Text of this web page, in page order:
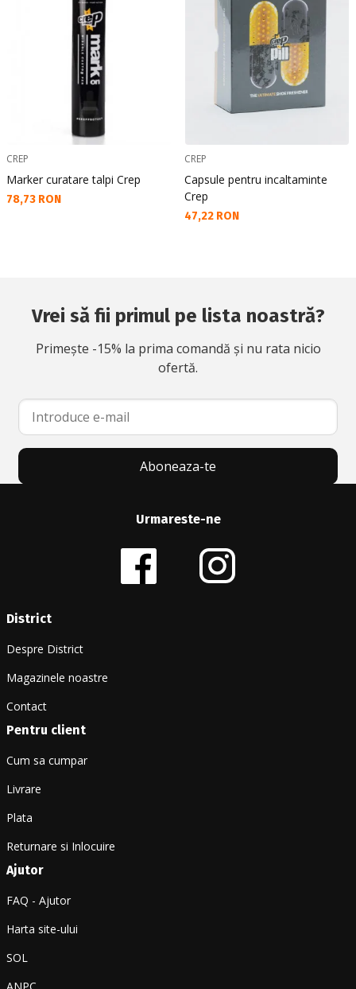
CREP
Marker curatare talpi Crep
Текуща цена:
78,73 RON
CREP
Capsule pentru incaltaminte
Crep
Текуща цена:
47,22 RON
Vrei să fii primul pe lista noastră?
Primește -15% la prima comandă și nu rata nicio
ofertă.
Aboneaza-te
Urmareste-ne
District
Despre District
Magazinele noastre
Contact
Pentru client
Cum sa cumpar
Livrare
Plata
Returnare si Inlocuire
Ajutor
FAQ - Ajutor
Harta site-ului
SOL